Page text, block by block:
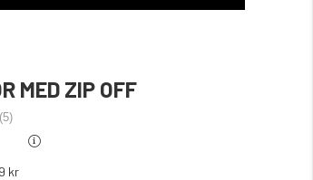
MED ZIP OFF
5)
kr